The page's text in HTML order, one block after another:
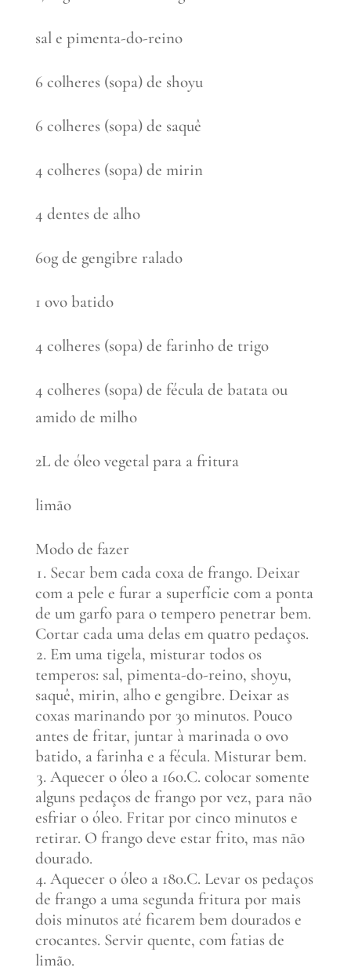
sal e pimenta-do-reino
6 colheres (sopa) de shoyu
6 colheres (sopa) de saquê
4 colheres (sopa) de mirin
4 dentes de alho
60g de gengibre ralado
1 ovo batido
4 colheres (sopa) de farinho de trigo
4 colheres (sopa) de fécula de batata ou
amido de milho
2L de óleo vegetal para a fritura
limão
Modo de fazer
Secar bem cada coxa de frango. Deixar
com a pele e furar a superfície com a ponta
de um garfo para o tempero penetrar bem.
Cortar cada uma delas em quatro pedaços.
Em uma tigela, misturar todos os
temperos: sal, pimenta-do-reino, shoyu,
saquê, mirin, alho e gengibre. Deixar as
coxas marinando por 30 minutos. Pouco
antes de fritar, juntar à marinada o ovo
batido, a farinha e a fécula. Misturar bem.
Aquecer o óleo a 160.C. colocar somente
alguns pedaços de frango por vez, para não
esfriar o óleo. Fritar por cinco minutos e
retirar. O frango deve estar frito, mas não
dourado.
Aquecer o óleo a 180.C. Levar os pedaços
de frango a uma segunda fritura por mais
dois minutos até ficarem bem dourados e
crocantes. Servir quente, com fatias de
limão.